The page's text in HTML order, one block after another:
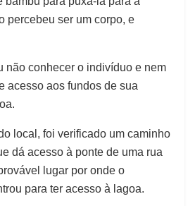
percebeu ser um corpo, e
não conhecer o indivíduo e nem
acesso aos fundos de sua
local, foi verificado um caminho
dá acesso à ponte de uma rua
lugar por onde o
para ter acesso à lagoa.